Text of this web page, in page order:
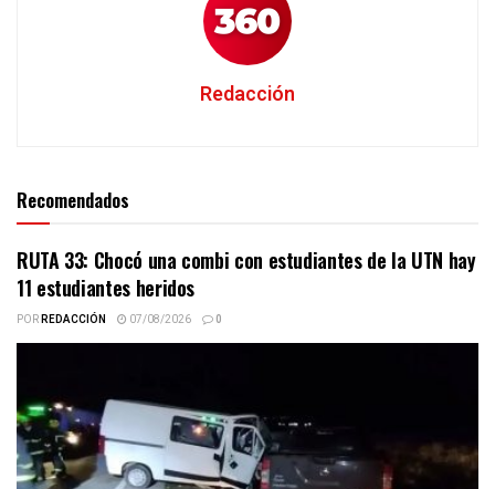
Redacción
Recomendados
RUTA 33: Chocó una combi con estudiantes de la UTN hay
11 estudiantes heridos
PORREDACCIÓN 07/08/2026 0